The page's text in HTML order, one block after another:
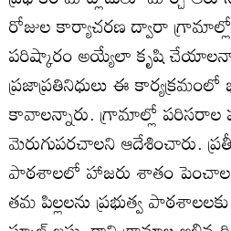
రోజుల కార్యాచరణ ద్వారా
పరిష్కారం అయ్యేలా కృషి
ప్రజాప్రతినిధులు ఈ
కావాలన్నారు. గ్రామాల్లో పరిసరాల
మెరుగుపరచాలని ఆదేశించారు.
పాఠశాలలో హాజరు శాతం పెంచాలని,
తమ పిల్లలను ప్రభుత్వ